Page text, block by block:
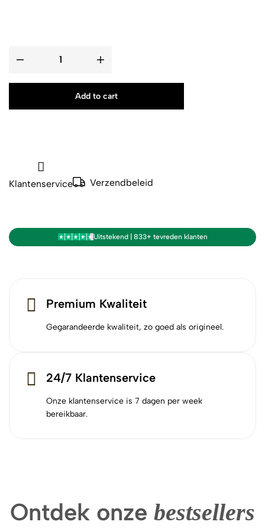
Add to cart
Klantenservice Verzendbeleid
Uitstekend | 833+ tevreden klanten
Premium Kwaliteit
Gegarandeerde kwaliteit, zo goed als origineel.
24/7 Klantenservice
Onze klantenservice is 7 dagen per week
bereikbaar.
Ontdek onze bestsellers